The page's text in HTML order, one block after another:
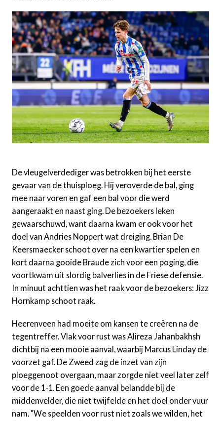
De vleugelverdediger was betrokken bij het eerste
gevaar van de thuisploeg. Hij veroverde de bal, ging
mee naar voren en gaf een bal voor die werd
aangeraakt en naast ging. De bezoekers leken
gewaarschuwd, want daarna kwam er ook voor het
doel van Andries Noppert wat dreiging. Brian De
Keersmaecker schoot over na een kwartier spelen en
kort daarna gooide Braude zich voor een poging, die
voortkwam uit slordig balverlies in de Friese defensie.
In minuut achttien was het raak voor de bezoekers: Jizz
Hornkamp schoot raak.
Heerenveen had moeite om kansen te creëren na de
tegentreffer. Vlak voor rust was Alireza Jahanbakhsh
dichtbij na een mooie aanval, waarbij Marcus Linday de
voorzet gaf. De Zweed zag de inzet van zijn
ploeggenoot overgaan, maar zorgde niet veel later zelf
voor de 1-1. Een goede aanval belandde bij de
middenvelder, die niet twijfelde en het doel onder vuur
nam. "We speelden voor rust niet zoals we wilden, het